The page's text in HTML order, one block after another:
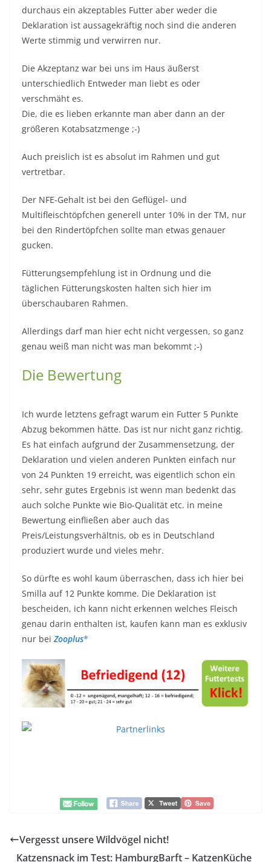
durchaus ein akzeptables Futter aber weder die
Deklaration ist aussagekräftig noch sind die anderen
Werte stimmig und verwirren nur.
Die Akzeptanz war bei uns im Haus äußerst
unterschiedlich Entweder man liebt es oder
verschmäht es.
Die, die es lieben erkannte man aber dann an der
größeren Kotabsatzmenge ;-)
Auch preislich ist es absolut im Rahmen und gut
vertretbar.
Der NFE-Gehalt ist bei den Geflügel- und
Multifleischtöpfchen generell unter 10% in der TM, nur
bei den Rindertöpfchen sollte man etwas genauer
gucken.
Fütterungsempfehlung ist in Ordnung und die
täglichen Fütterungskosten halten sich hier im
überschaubaren Rahmen.
Allerdings darf man hier echt nicht vergessen, so ganz
genau weiß man nicht was man bekommt ;-)
Die Bewertung
Ich wurde letztens gefragt warum ein Futter 5 Punkte
Abzug bekommen hätte. Das ist nur nicht ganz richtig.
Es hat einfach aufgrund der Zusammensetzung, der
Deklaration und vielen anderen Punkten einfach nur
von 24 Punkten 19 erreicht, was eigentlich schon ein
sehr, sehr gutes Ergebnis ist wenn man bedenkt das
auch solche Punkte wie Bio-Qualität etc. in meine
Bewertung einfließen aber auch das
Preis/Leistungsverhältnis, ob es in Deutschland
produziert wurde und vieles mehr.
So dürfte es wohl kaum überraschen, dass ich hier bei
Smilla auf 12 Punkte komme. Die Deklaration ist
bescheiden, ich kann nicht erkennen welches Fleisch
genau darin enthalten ist, kaufen kann man es exklusiv
nur beiZooplus*
Vergesst unsere Wildvögel nicht!
Katzensnack im Test: HamburgBarft – KatzenKüche